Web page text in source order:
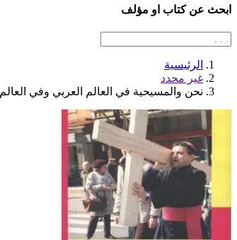
ابحث عن كتاب او مؤلف
الرئيسية
غير محدد
نحن والمسيحية في العالم العربي وفي العالم